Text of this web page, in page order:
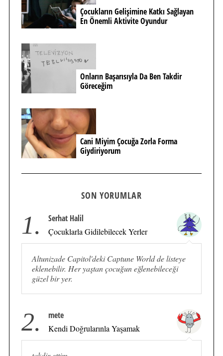
Çocukların Gelişimine Katkı Sağlayan
En Önemli Aktivite Oyundur
Onların Başarısıyla Da Ben Takdir
Göreceğim
Cani Miyim Çocuğa Zorla Forma
Giydiriyorum
SON YORUMLAR
1. Serhat Halil
Çocuklarla Gidilebilecek Yerler
Altunizade Capitol'deki Captune World de listeye
eklenebilir. Her yaştan çocuğun eğlenebileceği
güzel bir yer.
2. mete
Kendi Doğrularınla Yaşamak